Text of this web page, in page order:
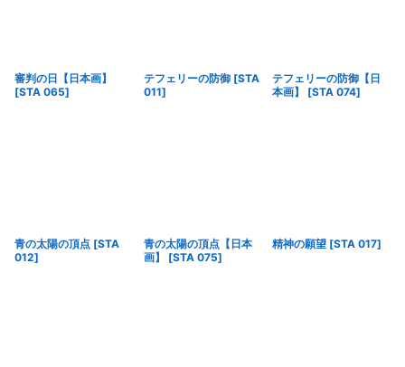
審判の日【日本画】
[STA 065]
テフェリーの防御 [STA
011]
テフェリーの防御【日
本画】
[STA 074]
青の太陽の頂点 [STA
012]
青の太陽の頂点【日本
画】
[STA 075]
精神の願望 [STA 017]